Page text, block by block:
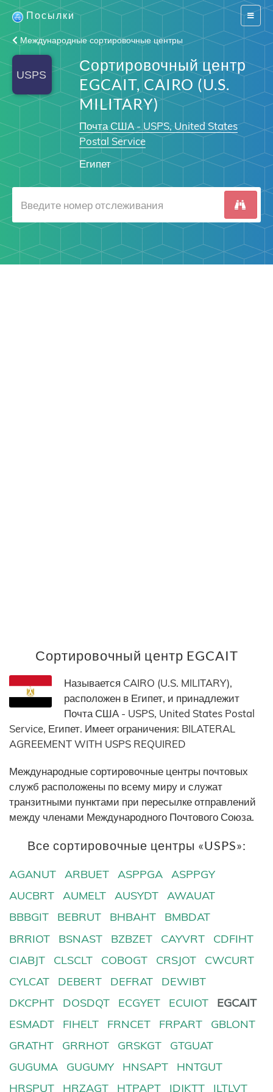
Switch
Посылки
Международные сортировочные центры
Сортировочный центр
EGCAIT, CAIRO (U.S.
MILITARY)
Почта США - USPS, United States
Postal Service
Египет
Сортировочный центр EGCAIT
Называется CAIRO (U.S. MILITARY),
расположен в Египет, и принадлежит
Почта США - USPS, United States Postal
Service, Египет. Имеет ограничения: BILATERAL
AGREEMENT WITH USPS REQUIRED
Международные сортировочные центры почтовых
служб расположены по всему миру и служат
транзитными пунктами при пересылке отправлений
между членами Международного Почтового Союза.
Все сортировочные центры «USPS»:
AGANUT ARBUET ASPPGA
ASPPGY
AUCBRT
AUMELT AUSYDT
AWAUAT
BBBGIT
BEBRUT BHBAHT
BMBDAT
BRRIOT
BSNAST BZBZET CAYVRT
CDFIHT
CIABJT
CLSCLT COBOGT CRSJOT
CWCURT
CYLCAT
DEBERT DEFRAT
DEWIBT
DKCPHT
DOSDQT ECGYET ECUIOT
EGCAIT
ESMADT
FIHELT FRNCET FRPART
GBLONT
GRATHT
GRRHOT GRSKGT
GTGUAT
GUGUMA
GUGUMY HNSAPT
HNTGUT
HRSPUT
HRZAGT HTPAPT IDJKTT ILTLVT